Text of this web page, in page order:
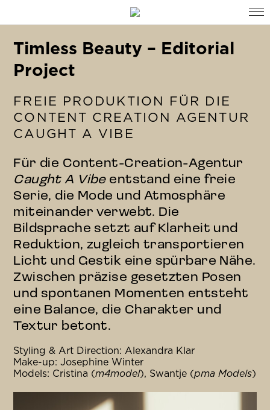
Timless Beauty – Editorial
Project
FREIE PRODUKTION FÜR DIE
CONTENT CREATION AGENTUR
CAUGHT A VIBE
Für die Content-Creation-Agentur
Caught A Vibeentstand eine freie
Serie, die Mode und Atmosphäre
miteinander verwebt. Die
Bildsprache setzt auf Klarheit und
Reduktion, zugleich transportieren
Licht und Gestik eine spürbare Nähe.
Zwischen präzise gesetzten Posen
und spontanen Momenten entsteht
eine Balance, die Charakter und
Textur betont.
Styling & Art Direction: Alexandra Klar
Make-up: Josephine Winter
Models: Cristina (m4model), Swantje (pma Models)